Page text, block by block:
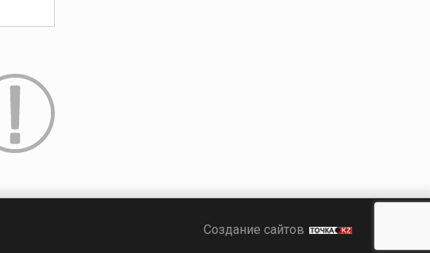
Создание сайтовТочка KZ